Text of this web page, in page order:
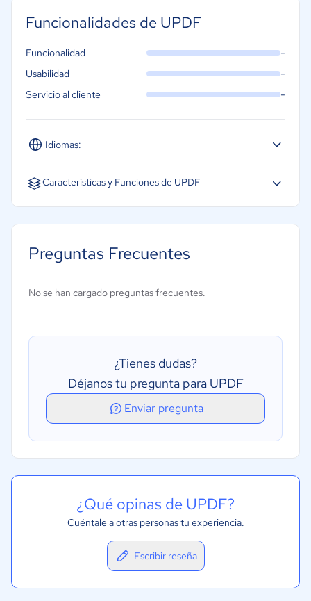
Funcionalidades de UPDF
Idiomas:
Español Inglés Portugués
Funcionalidad -
Usabilidad -
Servicio al cliente -
Características y Funciones de UPDF
Firma digital
Preguntas Frecuentes
No se han cargado preguntas frecuentes.
¿Tienes dudas?
Déjanos tu pregunta para UPDF
Enviar pregunta
¿Qué opinas de UPDF?
Cuéntale a otras personas tu experiencia.
Escribir reseña